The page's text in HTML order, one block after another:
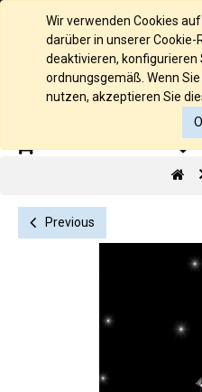
0
Wir verwenden Cookies
darüber in unserer Cookie-
deaktivieren, konfigurieren
ordnungsgemäß. Wenn
nutzen, akzeptieren Sie
Previous